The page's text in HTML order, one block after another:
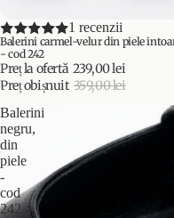
PROMOȚIE 1 recenzii
Balerini carmel-velur din piele
- cod 242
Preț la ofertă 239,00 lei
Preț obișnuit 359,00 lei
Balerini
negru,
din
piele
-
cod
242